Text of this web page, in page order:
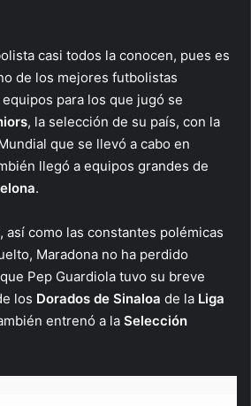
casi todos la conocen, pues es
de los mejores futbolistas
para los que jugó se
, la selección de su país, con la
que se llevó a cabo en
llegó a equipos grandes de
.
así como las constantes polémicas
Maradona no ha perdido
Pep Guardiola tuvo su breve
los Dorados de Sinaloa de la Liga
entrenó a la Selección